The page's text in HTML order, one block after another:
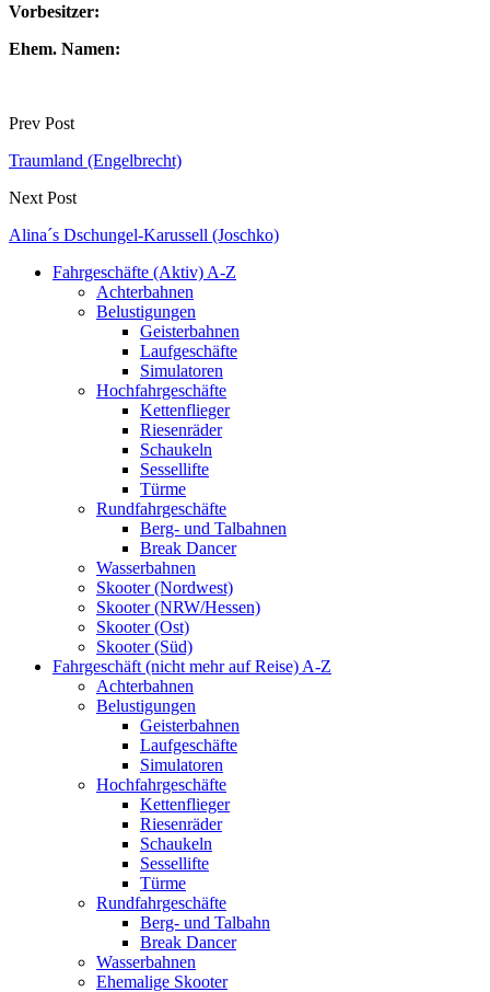
Vorbesitzer:
Ehem. Namen:
Prev Post
Traumland (Engelbrecht)
Next Post
Alina´s Dschungel-Karussell (Joschko)
Fahrgeschäfte (Aktiv) A-Z
Achterbahnen
Belustigungen
Geisterbahnen
Laufgeschäfte
Simulatoren
Hochfahrgeschäfte
Kettenflieger
Riesenräder
Schaukeln
Sessellifte
Türme
Rundfahrgeschäfte
Berg- und Talbahnen
Break Dancer
Wasserbahnen
Skooter (Nordwest)
Skooter (NRW/Hessen)
Skooter (Ost)
Skooter (Süd)
Fahrgeschäft (nicht mehr auf Reise) A-Z
Achterbahnen
Belustigungen
Geisterbahnen
Laufgeschäfte
Simulatoren
Hochfahrgeschäfte
Kettenflieger
Riesenräder
Schaukeln
Sessellifte
Türme
Rundfahrgeschäfte
Berg- und Talbahn
Break Dancer
Wasserbahnen
Ehemalige Skooter